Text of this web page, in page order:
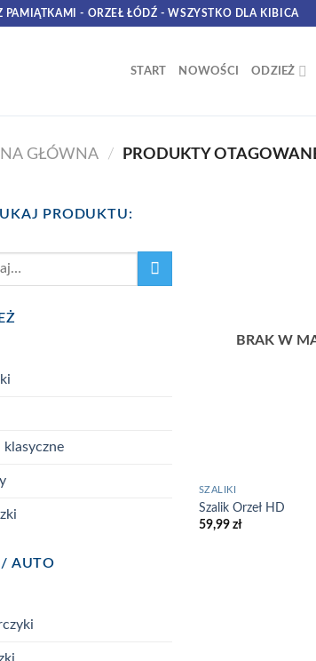
PAMIĄTKAMI - ORZEŁ ŁÓDŹ - WSZYSTKO DLA KIBICA
START NOWOŚCI ODZIEŻ
GŁÓWNA / PRODUKTY
PRODUKTU:
klasyczne
AUTO
BRAK W
SZALIKI
Szalik Orzeł HD
59,99 zł